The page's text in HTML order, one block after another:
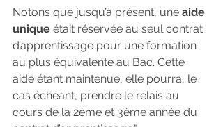
Notons que jusqu’à présent, une aide
unique était réservée au seul contrat
d’apprentissage pour une formation
au plus équivalente au Bac. Cette
aide étant maintenue, elle pourra, le
cas échéant, prendre le relais au
cours de la 2ème et 3ème année du